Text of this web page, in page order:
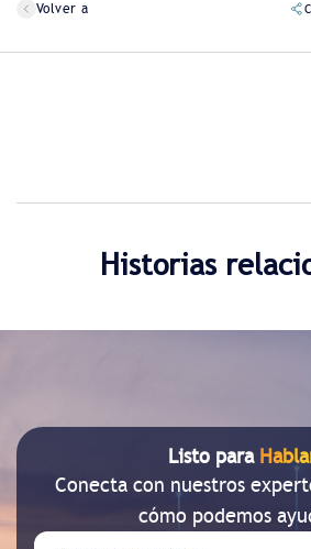
Volver a
Historias
Listo para
Conecta con nuestros
cómo podemos